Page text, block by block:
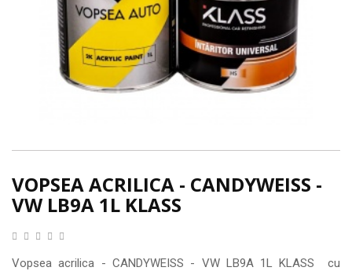
VOPSEA ACRILICA - CANDYWEISS -
VW LB9A 1L KLASS
Vopsea acrilica - CANDYWEISS - VW LB9A 1L KLASS cu